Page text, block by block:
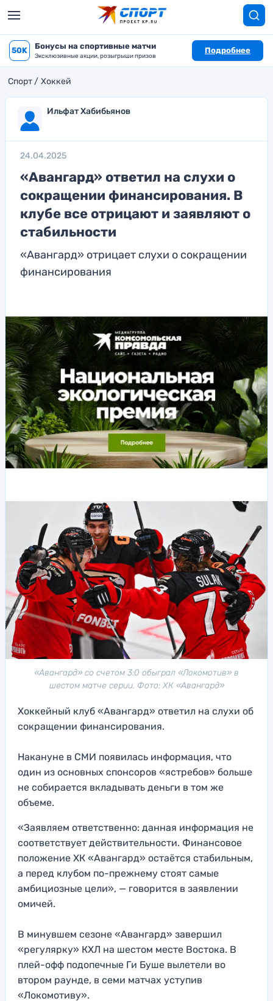
50K Бонусы на спортивные матчи
Эксклюзивные акции, розыгрыши призов
Подробнее
Спорт Хоккей
Ильфат Хабибьянов
24.04.2025
«Авангард» ответил на слухи о
сокращении финансирования. В
клубе все отрицают и заявляют о
стабильности
«Авангард» отрицает слухи о сокращении
финансирования
«Авангард» со счетом 3:0 обыграл «Локомотив» в
шестом матче серии. Фото: ХК «Авангард»
Хоккейный клуб «Авангард» ответил на слухи об
сокращении финансирования.
Накануне в СМИ появилась информация, что
один из основных спонсоров «ястребов» больше
не собирается вкладывать деньги в том же
объеме.
«Заявляем ответственно: данная информация не
соответствует действительности. Финансовое
положение ХК «Авангард» остаётся стабильным,
а перед клубом по-прежнему стоят самые
амбициозные цели», — говорится в заявлении
омичей.
В минувшем сезоне «Авангард» завершил
«регулярку» КХЛ на шестом месте Востока. В
плей-офф подопечные Ги Буше вылетели во
втором раунде, в семи матчах уступив
«Локомотиву».